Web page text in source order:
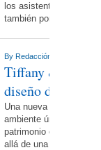
los asistentes, no solo
también por su
By Redacción NdL
Tiffany & Co.
diseño de la
Una nueva tienda
ambiente único que
patrimonio en un
allá de una